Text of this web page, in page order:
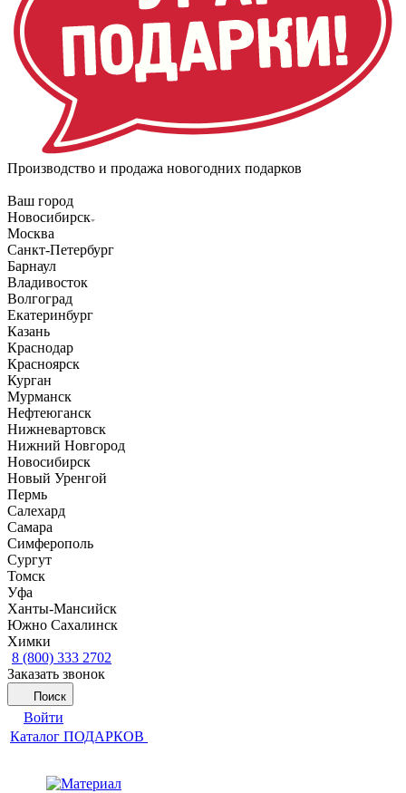
Производство и продажа новогодних подарков
Ваш город
Новосибирск
Москва
Санкт-Петербург
Барнаул
Владивосток
Волгоград
Екатеринбург
Казань
Краснодар
Красноярск
Курган
Мурманск
Нефтеюганск
Нижневартовск
Нижний Новгород
Новосибирск
Новый Уренгой
Пермь
Салехард
Самара
Симферополь
Сургут
Томск
Уфа
Ханты-Мансийск
Южно Сахалинск
Химки
8 (800) 333 2702
Заказать звонок
Поиск
Войти
Каталог ПОДАРКОВ